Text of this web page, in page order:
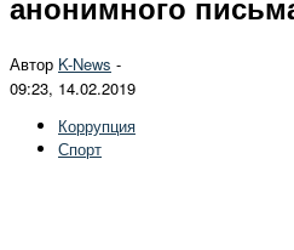
Автор K-News -
09:23, 14.02.2019
Коррупция
Спорт